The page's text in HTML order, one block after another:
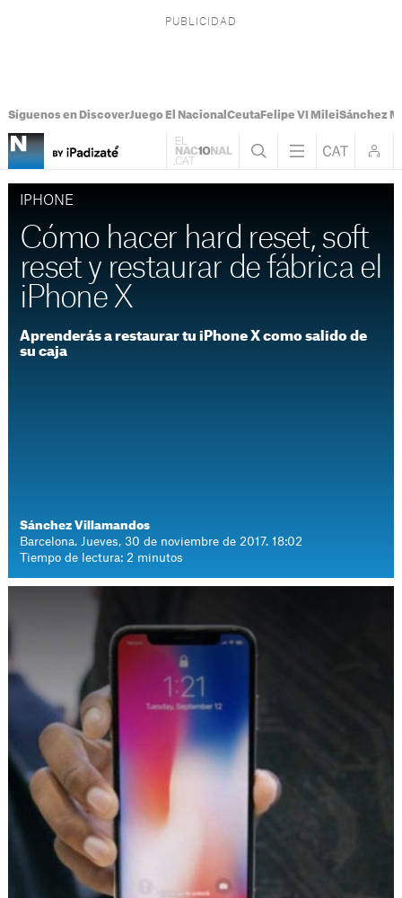
Síguenos en DiscoverJuego El Nacional CeutaFelipe VI MileiSánchez
IPHONE
Cómo hacer hard reset, soft
reset y restaurar de fábrica el
iPhone X
Aprenderás a restaurar tu iPhone X como salido de
su caja
Sánchez Villamandos
Barcelona. Jueves, 30 de noviembre de 2017. 18:02
Tiempo de lectura: 2 minutos